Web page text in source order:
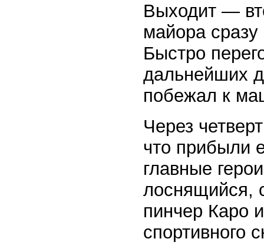
Выходит —
майора сразу
Быстро
дальнейших
побежал к
Через
что прибыли
главные
лоснящийся,
пинчер Каро
спортивного